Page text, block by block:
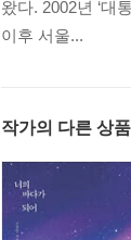
하와 5·16 군사쿠
하 선생이 대통령
이 기록한 장준하
왔다. 2002년 ‘대
이후 서울...
작가의 다른 상품